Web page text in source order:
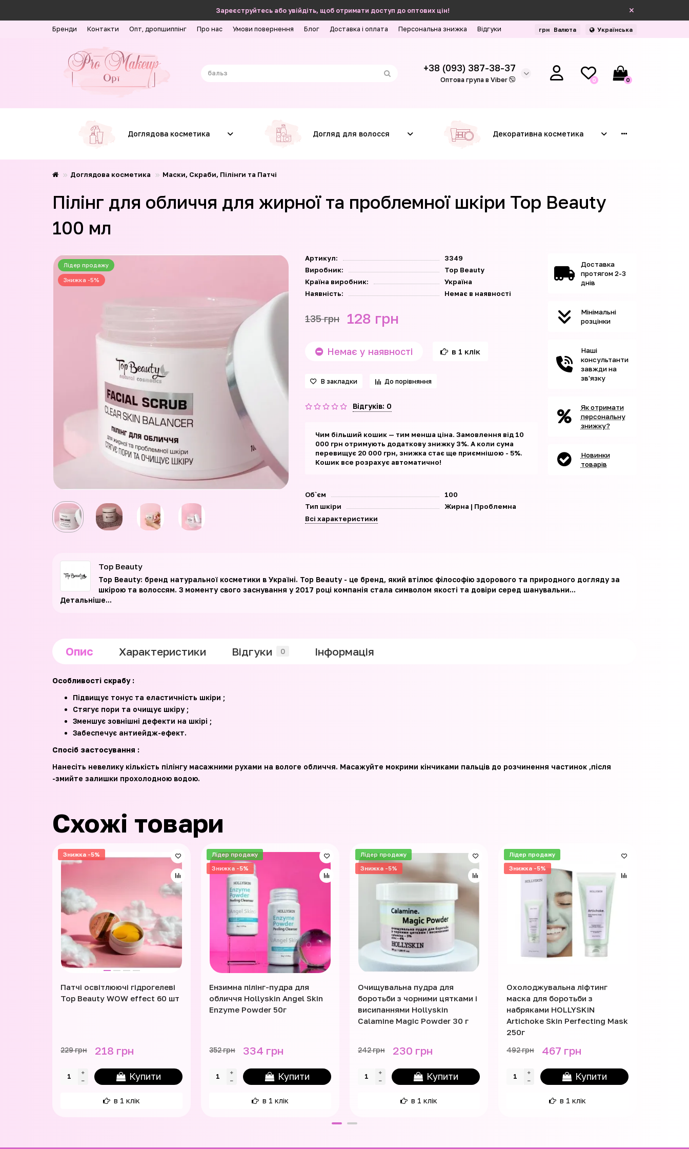
Зареєструйтесь або увійдіть, щоб отримати доступ до оптових цін!
Бренди Контакти Опт, дропшиппінг Про нас Умови повернення Блог Доставка і оплата Персональна знижка Відгуки грн Валюта Українська
+38 (093) 387-38-37
Оптова група в Viber 0 0
Доглядова косметика Догляд для волосся Декоративна косметика
Доглядова косметика Маски, Скраби, Пілінги та Патчі
Пілінг для обличчя для жирної та проблемної шкіри Top Beauty
100 мл
Лідер продажу
Знижка -5%
Артикул:
3349
Виробник:
Top Beauty
Країна виробник:
Україна
Наявність:
Немає в наявності
135 грн 128 грн
Немає у наявності в 1 клік
В закладки До порівняння
Відгуків: 0
Чим більший кошик — тим менша ціна. Замовлення від 10
000 грн отримують додаткову знижку 3%. А коли сума
перевищує 20 000 грн, знижка стає ще приємнішою - 5%.
Кошик все розрахує автоматично!
Об`єм
100
Тип шкіри
Жирна | Проблемна
Всі характеристики
Доставка
протягом 2-3
днів
Мінімальні
розцінки
Наші
консультанти
завжди на
зв'язку
Як отримати
персональну
знижку?
Новинки
товарів
Top Beauty
Top Beauty: бренд натуральної косметики в Україні. Top Beauty - це бренд, який втілює філософію здорового та природного догляду за
шкірою та волоссям. З моменту свого заснування у 2017 році компанія стала символом якості та довіри серед шанувальни...
Детальніше...
Опис Характеристики Відгуки 0 Iнформація
Особливості скрабу :
Підвищує тонус та еластичність шкіри ;
Стягує пори та очищує шкіру ;
Зменшує зовнішні дефекти на шкірі ;
Забеспечує антиейдж-ефект.
Спосіб застосування :
Нанесіть невелику кількість пілінгу масажними рухами на вологе обличчя. Масажуйте мокрими кінчиками пальців до розчинення частинок ,після
-змийте залишки прохолодною водою.
Схожі товари
Знижка -5%
Патчі освітлюючі гідрогелеві
Top Beauty WOW effect 60 шт
229 грн 218 грн
Купити
в 1 клік
Лідер продажу
Знижка -5%
Ензимна пілінг-пудра для
обличчя Hollyskin Angel Skin
Enzyme Powder 50г
352 грн 334 грн
Купити
в 1 клік
Лідер продажу
Знижка -5%
Очищувальна пудра для
боротьби з чорними цятками і
висипаннями Hollyskin
Calamine Magic Powder 30 г
242 грн 230 грн
Купити
в 1 клік
Лідер продажу
Знижка -5%
Охолоджувальна ліфтинг
маска для боротьби з
набряками HOLLYSKIN
Artichoke Skin Perfecting Mask
250г
492 грн 467 грн
Купити
в 1 клік